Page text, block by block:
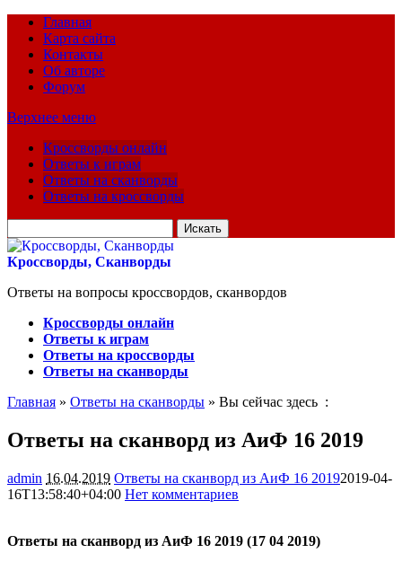
Главная
Карта сайта
Контакты
Об авторе
Форум
Верхнее меню
Кроссворды онлайн
Ответы к играм
Ответы на сканворды
Ответы на кроссворды
для:
Кроссворды, Сканворды
Ответы на вопросы кроссвордов, сканвордов
Кроссворды онлайн
Ответы к играм
Ответы на кроссворды
Ответы на сканворды
Главная » Ответы на сканворды » Вы сейчас здесь :
Ответы на сканворд из АиФ 16 2019
admin 16.04.2019 Ответы на сканворд из АиФ 16 20192019-04-
16T13:58:40+04:00 Нет комментариев
Ответы на сканворд из АиФ 16 2019 (17 04 2019)